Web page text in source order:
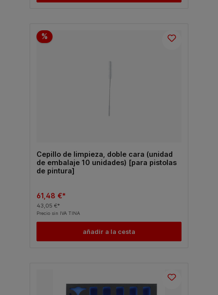
%
Cepillo de limpieza, doble cara (unidad
de embalaje 10 unidades) [para pistolas
de pintura]
61,48 €*
43,05 €*
Precio sin IVA TINA
añadir a la cesta